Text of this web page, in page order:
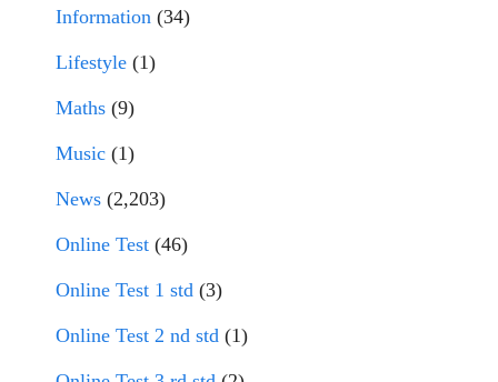
Information (34)
Lifestyle (1)
Maths (9)
Music (1)
News (2,203)
Online Test (46)
Online Test 1 std (3)
Online Test 2 nd std (1)